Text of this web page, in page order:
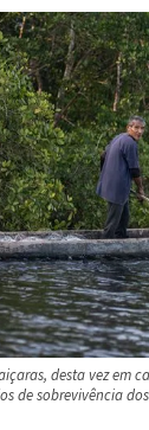
desta vez em
de sobrevivência